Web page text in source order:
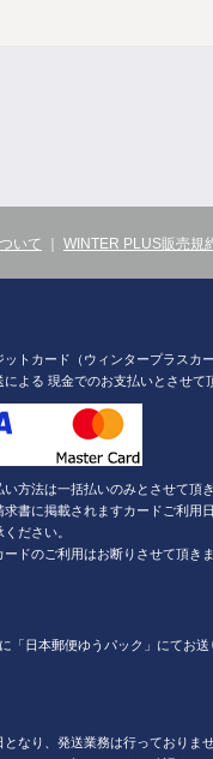
いて WINTER PLUS販売規
トカード（ウィンタープラスカ
よる 現金でのお支払いとさせて
方法は一括払いのみとさせて頂き
書に掲載されますカードご利用
ださい。
ドのご利用はお断りさせて頂きま
「日本郵便ゆうパック」にてお送
なり、発送業務は行っておりませ